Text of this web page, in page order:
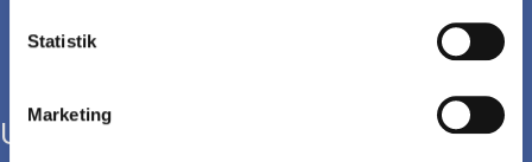
Statistik
Marketing
Uddannelser